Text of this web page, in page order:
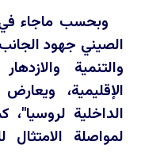
وبحسب ماجاء في
الصيني جهود
والتنمية
الإقليمية،
الداخلية
لمواصلة الامتثال